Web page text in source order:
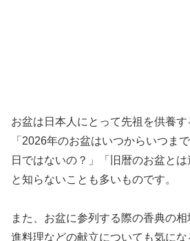
お盆は日本人にとって先祖を供養す
「2026年のお盆はいつからいつま
日ではないの？」「旧暦のお盆と
と知らないことも多いものです。
また、お盆に参列する際の香典の
進料理などの献立についても気にな